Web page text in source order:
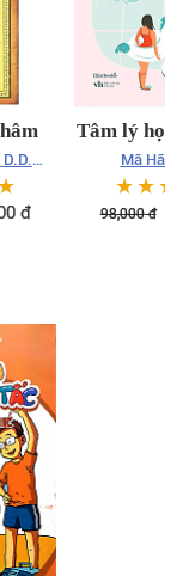
đ
Tâm lý học
Mã Hão
☆☆☆
98,000đ